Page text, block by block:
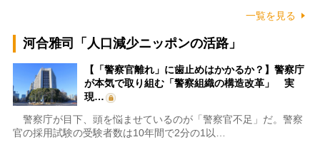
一覧を見る
河合雅司「人口減少ニッポンの活路」
【「警察官離れ」に歯止めはかかるか？】警察庁
が本気で取り組む「警察組織の構造改革」 実
現…
警察庁が目下、頭を悩ませているのが「警察官不足」だ。警察
官の採用試験の受験者数は10年間で2分の1以…